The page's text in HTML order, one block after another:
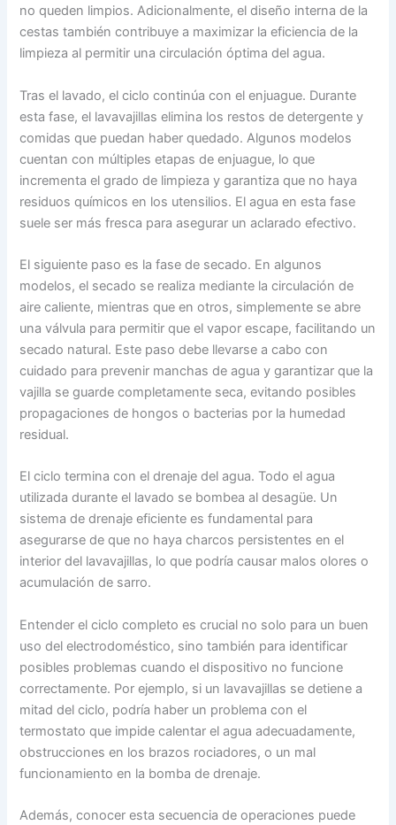
no queden limpios. Adicionalmente, el diseño interna de la
cestas también contribuye a maximizar la eficiencia de la
limpieza al permitir una circulación óptima del agua.
Tras el lavado, el ciclo continúa con el enjuague. Durante
esta fase, el lavavajillas elimina los restos de detergente y
comidas que puedan haber quedado. Algunos modelos
cuentan con múltiples etapas de enjuague, lo que
incrementa el grado de limpieza y garantiza que no haya
residuos químicos en los utensilios. El agua en esta fase
suele ser más fresca para asegurar un aclarado efectivo.
El siguiente paso es la fase de secado. En algunos
modelos, el secado se realiza mediante la circulación de
aire caliente, mientras que en otros, simplemente se abre
una válvula para permitir que el vapor escape, facilitando un
secado natural. Este paso debe llevarse a cabo con
cuidado para prevenir manchas de agua y garantizar que la
vajilla se guarde completamente seca, evitando posibles
propagaciones de hongos o bacterias por la humedad
residual.
El ciclo termina con el drenaje del agua. Todo el agua
utilizada durante el lavado se bombea al desagüe. Un
sistema de drenaje eficiente es fundamental para
asegurarse de que no haya charcos persistentes en el
interior del lavavajillas, lo que podría causar malos olores o
acumulación de sarro.
Entender el ciclo completo es crucial no solo para un buen
uso del electrodoméstico, sino también para identificar
posibles problemas cuando el dispositivo no funcione
correctamente. Por ejemplo, si un lavavajillas se detiene a
mitad del ciclo, podría haber un problema con el
termostato que impide calentar el agua adecuadamente,
obstrucciones en los brazos rociadores, o un mal
funcionamiento en la bomba de drenaje.
Además, conocer esta secuencia de operaciones puede